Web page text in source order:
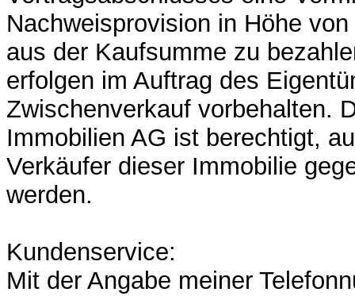
Nachweisprovision in Höhe
aus der Kaufsumme zu
erfolgen im Auftrag des
Zwischenverkauf vorbehalten.
Immobilien AG ist berechtigt,
Verkäufer dieser Immobilie
werden.
Kundenservice:
Mit der Angabe meiner